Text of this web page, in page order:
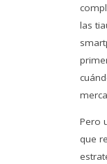
las
Pero
que